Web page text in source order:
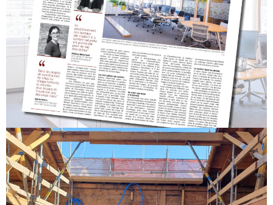
Nos espaces de travail évoluent, et nous
aussi